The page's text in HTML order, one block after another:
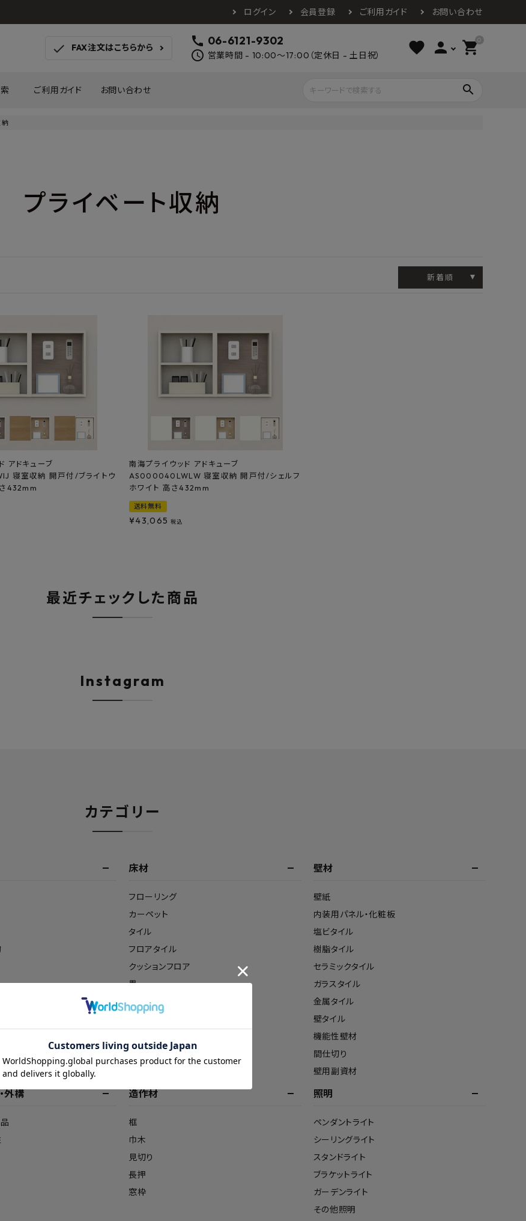
ログイン 会員登録 ご利用ガイド お問い合わせ
check FAX注文はこちらから call 06-6121-9302
schedule 営業時間 - 10:00～17:00（定休日 - 土日祝） favorite person 0
shopping_cart
タカラ産業
吉桂
その他ブランド
ご利用ガイド お問い合わせ search
プライベート収納
新着順
アドキューブ
寝室収納 開戸付/ブライトウ
432mm
南海プライウッド アドキューブ
AS000040LWLW 寝室収納 開戸付/シェルフ
ホワイト 高さ432mm
送料無料
¥43,065 税込
最近チェックした商品
Instagram
カテゴリー
床材
フローリング
カーペット
タイル
フロアタイル
クッションフロア
畳
壁材
壁紙
内装用パネル・化粧板
塩ビタイル
樹脂タイル
セラミックタイル
ガラスタイル
金属タイル
壁タイル
機能性壁材
間仕切り
壁用副資材
外構 造作材
框
巾木
見切り
長押
窓枠
照明
ペンダントライト
シーリングライト
スタンドライト
ブラケットライト
ガーデンライト
その他照明